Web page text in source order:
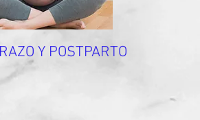
Y POSTPARTO